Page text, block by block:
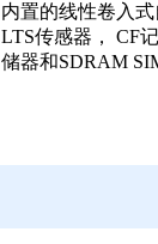
内置的线性卷入式
LTS传感器， CF
储器和SDRAM